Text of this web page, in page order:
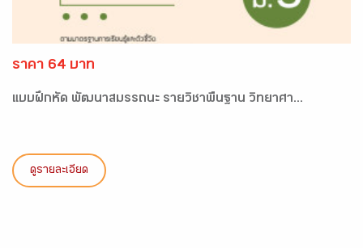
ราคา 64 บาท
แบบฝึกหัด พัฒนาสมรรถนะ รายวิชาพื้นฐาน วิทยาศา...
ดูรายละเอียด